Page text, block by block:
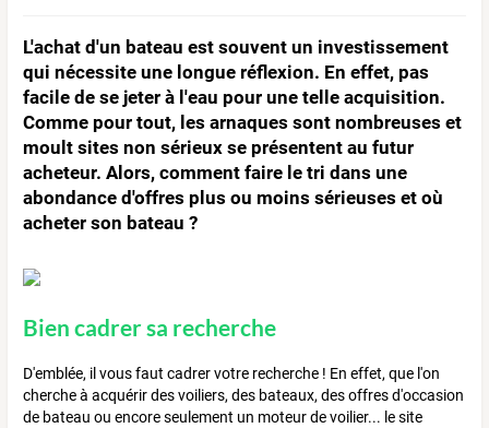
L'achat d'un bateau est souvent un investissement
qui nécessite une longue réflexion. En effet, pas
facile de se jeter à l'eau pour une telle acquisition.
Comme pour tout, les arnaques sont nombreuses et
moult sites non sérieux se présentent au futur
acheteur. Alors, comment faire le tri dans une
abondance d'offres plus ou moins sérieuses et où
acheter son bateau ?
Bien cadrer sa recherche
D'emblée, il vous faut cadrer votre recherche ! En effet, que l'on
cherche à acquérir des voiliers, des bateaux, des offres d'occasion
de bateau ou encore seulement un moteur de voilier... le site